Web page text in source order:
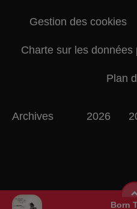
Born
Gestion des cookies
Charte sur les
Plan
Archives 2026